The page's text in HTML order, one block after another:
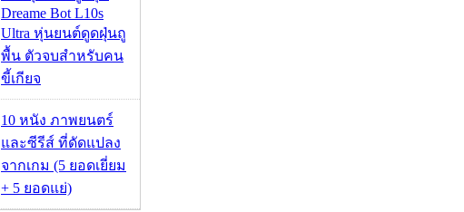
Dreame Bot L10s
Ultra หุ่นยนต์ดูดฝุ่นถู
พื้น ตัวจบสำหรับคน
ขี้เกียจ
10 หนัง ภาพยนตร์
และซีรีส์ ที่ดัดแปลง
จากเกม (5 ยอดเยี่ยม
+ 5 ยอดแย่)